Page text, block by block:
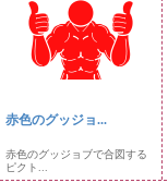
赤色のグッジョ...
赤色のグッジョブで合図する
ピクト...